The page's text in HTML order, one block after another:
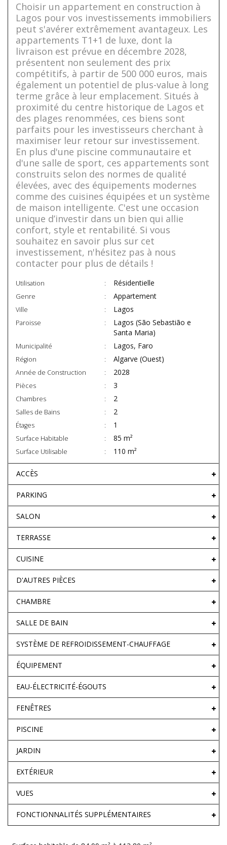
Choisir un appartement en construction à
Lagos pour vos investissements immobiliers
peut s'avérer extrêmement avantageux. Les
appartements T1+1 de luxe, dont la
livraison est prévue en décembre 2028,
présentent non seulement des prix
compétitifs, à partir de 500 000 euros, mais
également un potentiel de plus-value à long
terme grâce à leur emplacement. Situés à
proximité du centre historique de Lagos et
des plages renommées, ces biens sont
parfaits pour les investisseurs cherchant à
maximiser leur retour sur investissement.
En plus d'une piscine communautaire et
d'une salle de sport, ces appartements sont
construits selon des normes de qualité
élevées, avec des équipements modernes
comme des cuisines équipées et un système
de maison intelligente. C'est une occasion
unique d’investir dans un bien qui allie
confort, style et rentabilité. Si vous
souhaitez en savoir plus sur cet
investissement, n'hésitez pas à nous
contacter pour plus de détails !
Utilisation Résidentielle
Genre Appartement
Ville Lagos
Paroisse
Lagos (São Sebastião e
Santa Maria)
Municipalité Lagos, Faro
Région Algarve (Ouest)
Année de Construction 2028
Pièces 3
Chambres 2
Salles de Bains 2
Étages 1
Surface Habitable 85 m²
Surface Utilisable 110 m²
ACCÈS
PARKING
SALON
TERRASSE
CUISINE
D'AUTRES PIÈCES
CHAMBRE
SALLE DE BAIN
SYSTÈME DE REFROIDISSEMENT-CHAUFFAGE
ÉQUIPEMENT
EAU-ÉLECTRICITÉ-ÉGOUTS
FENÊTRES
PISCINE
JARDIN
EXTÉRIEUR
VUES
FONCTIONNALITÉS SUPPLÉMENTAIRES